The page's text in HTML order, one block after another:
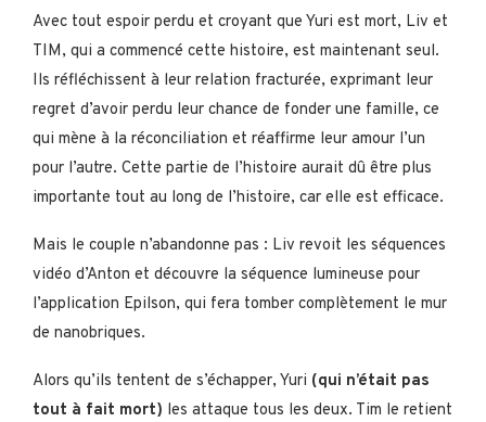
Avec tout espoir perdu et croyant que Yuri est mort, Liv et
TIM, qui a commencé cette histoire, est maintenant seul.
Ils réfléchissent à leur relation fracturée, exprimant leur
regret d’avoir perdu leur chance de fonder une famille, ce
qui mène à la réconciliation et réaffirme leur amour l’un
pour l’autre. Cette partie de l’histoire aurait dû être plus
importante tout au long de l’histoire, car elle est efficace.
Mais le couple n’abandonne pas : Liv revoit les séquences
vidéo d’Anton et découvre la séquence lumineuse pour
l’application Epilson, qui fera tomber complètement le mur
de nanobriques.
Alors qu’ils tentent de s’échapper, Yuri (qui n’était pas
tout à fait mort) les attaque tous les deux. Tim le retient